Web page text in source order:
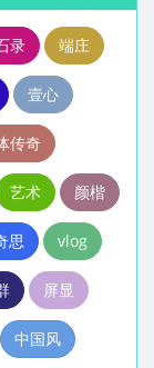
录 端庄
壹心
传奇
艺术 颜楷
思 vlog
屏显
中国风